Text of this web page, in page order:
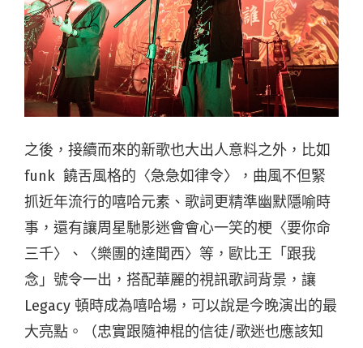
之後，接續而來的新歌也大出人意料之外，比如
funk 饒舌風格的〈急急如律令〉，曲風不但緊
抓近年流行的嘻哈元素、歌詞更精準幽默隱喻時
事，還有讓周星馳影迷會會心一笑的梗〈要你命
三千〉、〈樂團的達聞西〉等，歐比王「跟我
念」號令一出，搭配華麗的視訊歌詞背景，讓
Legacy 頓時成為嘻哈場，可以說是今晚演出的最
大亮點。（忠實跟隨神棍的信徒/歌迷也應該知